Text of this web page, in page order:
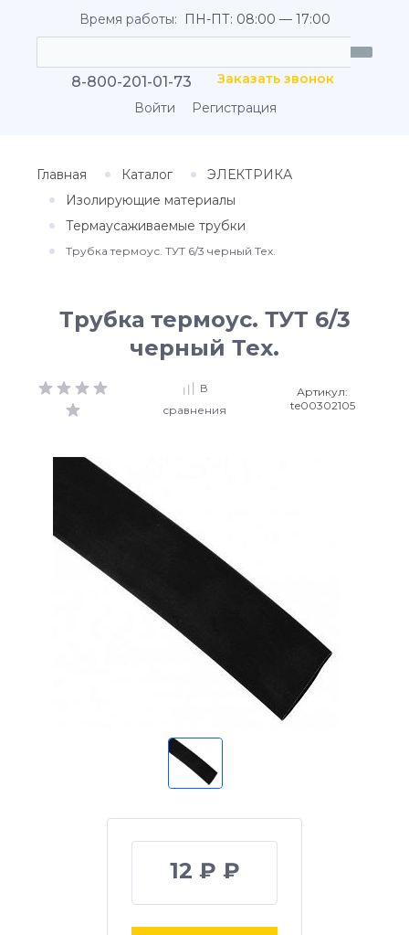
Время работы: ПН-ПТ: 08:00 — 17:00
8-800-201-01-73
Заказать звонок
Войти
Регистрация
Главная Каталог
ЭЛЕКТРИКА
Изолирующие материалы
Термаусаживаемые трубки
Трубка термоус. ТУТ 6/3 черный Тех.
Трубка термоус. ТУТ 6/3
черный Тех.
В
сравнения
Артикул:
te00302105
12 ₽ ₽